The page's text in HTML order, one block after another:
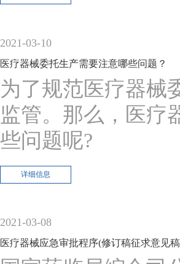
2021-03-10
医疗器械委托生产需要注意哪些问题？
为了规范医疗器械
监管。那么，医疗
些问题呢?
详细信息
2021-03-08
医疗器械应急审批程序(修订稿征求意见